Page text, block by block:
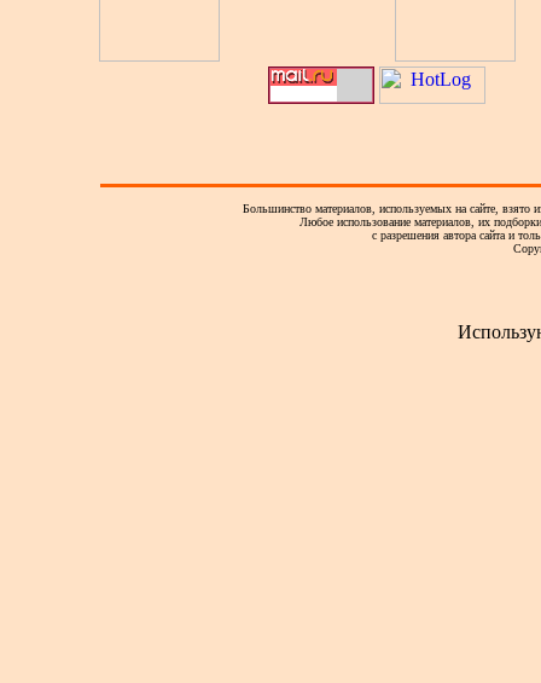
Большинство материалов, используемых на сайте, взято
Любое использование материалов, их
с разрешения автора сайта и